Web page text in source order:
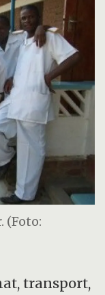
(Foto:
transport,